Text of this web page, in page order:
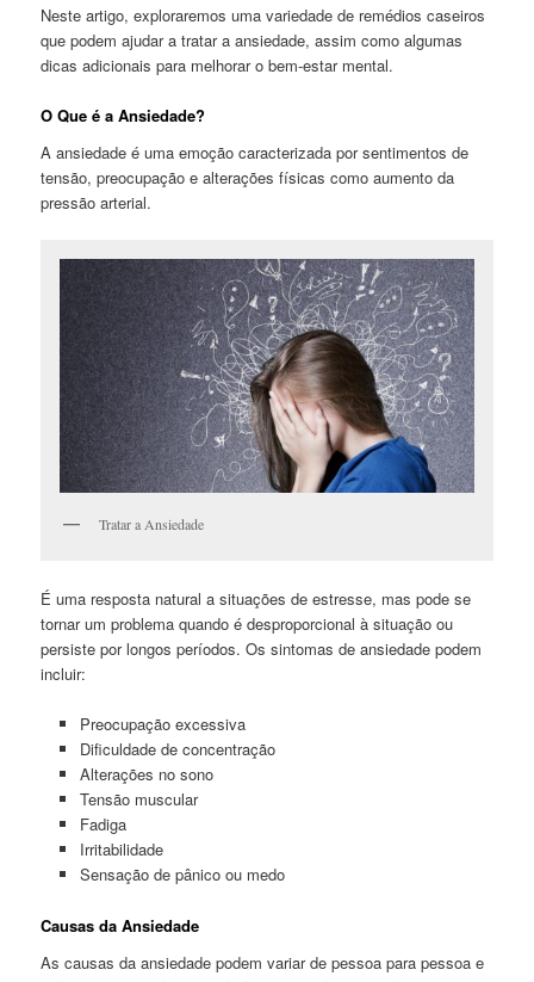
Neste artigo, exploraremos uma variedade de remédios caseiros
que podem ajudar a tratar a ansiedade, assim como algumas
dicas adicionais para melhorar o bem-estar mental.
O Que é a Ansiedade?
A ansiedade é uma emoção caracterizada por sentimentos de
tensão, preocupação e alterações físicas como aumento da
pressão arterial.
Tratar a Ansiedade
É uma resposta natural a situações de estresse, mas pode se
tornar um problema quando é desproporcional à situação ou
persiste por longos períodos. Os sintomas de ansiedade podem
incluir:
Preocupação excessiva
Dificuldade de concentração
Alterações no sono
Tensão muscular
Fadiga
Irritabilidade
Sensação de pânico ou medo
Causas da Ansiedade
As causas da ansiedade podem variar de pessoa para pessoa e